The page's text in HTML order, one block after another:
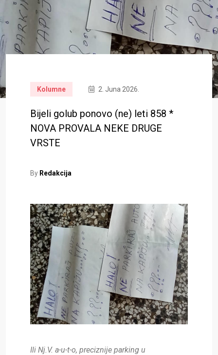
Kolumne 2. Juna 2026.
Bijeli golub ponovo (ne) leti 858 *
NOVA PROVALA NEKE DRUGE
VRSTE
By Redakcija
Ili Nj.V. a-u-t-o, preciznije parking u